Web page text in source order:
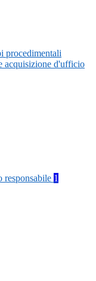
procedimentali
acquisizione d'ufficio
1